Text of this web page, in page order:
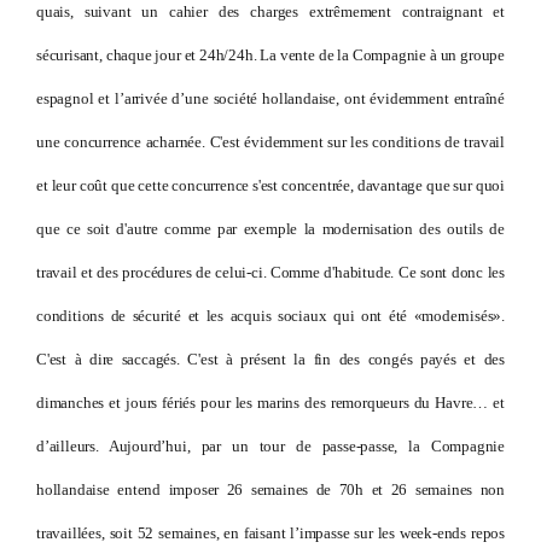
quais, suivant un cahier des charges extrêmement contraignant et
sécurisant, chaque jour et 24h/24h. La vente de la Compagnie à un groupe
espagnol et l’arrivée d’une société hollandaise, ont évidemment entraîné
une concurrence acharnée. C'est évidemment sur les conditions de travail
et leur coût que cette concurrence s'est concentrée, davantage que sur quoi
que ce soit d'autre comme par exemple la modernisation des outils de
travail et des procédures de celui-ci. Comme d'habitude. Ce sont donc les
conditions de sécurité et les acquis sociaux qui ont été «modernisés».
C'est à dire saccagés. C'est à présent la fin des congés payés et des
dimanches et jours fériés pour les marins des remorqueurs du Havre… et
d’ailleurs. Aujourd’hui, par un tour de passe-passe, la Compagnie
hollandaise entend imposer 26 semaines de 70h et 26 semaines non
travaillées, soit 52 semaines, en faisant l’impasse sur les week-ends repos